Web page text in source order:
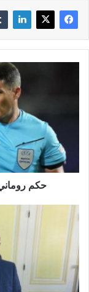
حكم روماني